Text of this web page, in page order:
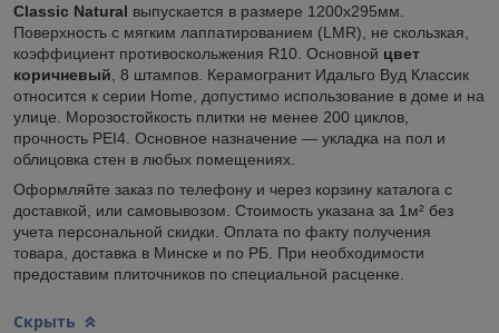
Classic Natural выпускается в размере 1200х295мм.
Поверхность с мягким лаппатированием (LMR), не скользкая,
коэффициент противоскольжения R10. Основной цвет
коричневый , 8 штампов. Керамогранит Идальго Вуд Классик
относится к серии Home, допустимо использование в доме и на
улице. Морозостойкость плитки не менее 200 циклов,
прочность PEI4. Основное назначение — укладка на пол и
облицовка стен в любых помещениях.
Оформляйте заказ по телефону и через корзину каталога с
доставкой, или самовывозом. Стоимость указана за 1м² без
учета персональной скидки. Оплата по факту получения
товара, доставка в Минске и по РБ. При необходимости
предоставим плиточников по специальной расценке.
Скрыть